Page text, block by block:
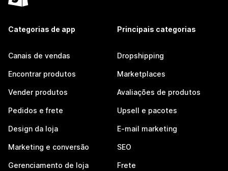
Categorias de app
Canais de vendas
Encontrar produtos
Vender produtos
Pedidos e frete
Design da loja
Marketing e conversão
Gerenciamento de loja
Principais categorias
Dropshipping
Marketplaces
Avaliações de produtos
Upsell e pacotes
E-mail marketing
SEO
Frete